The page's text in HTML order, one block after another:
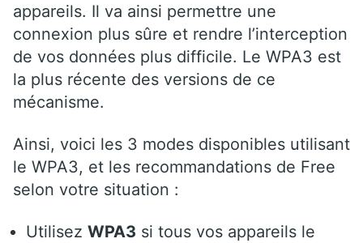
appareils. Il va ainsi permettre une
connexion plus sûre et rendre l’interception
de vos données plus difficile. Le WPA3 est
la plus récente des versions de ce
mécanisme.
Ainsi, voici les 3 modes disponibles utilisant
le WPA3, et les recommandations de Free
selon votre situation :
Utilisez WPA3 si tous vos appareils le